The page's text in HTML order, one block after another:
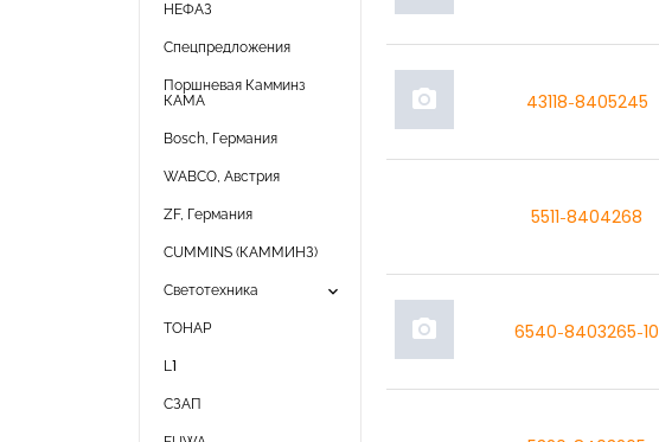
НЕФАЗ
Спецпредложения
Поршневая Камминз
КАМА
Bosch, Германия
WABCO, Австрия
ZF, Германия
CUMMINS (КАММИНЗ)
Светотехника keyboard_arrow_down
ТОНАР
L1
СЗАП
photo_camera 43118-8405245
5511-8404268
photo_camera 6540-8403265-10